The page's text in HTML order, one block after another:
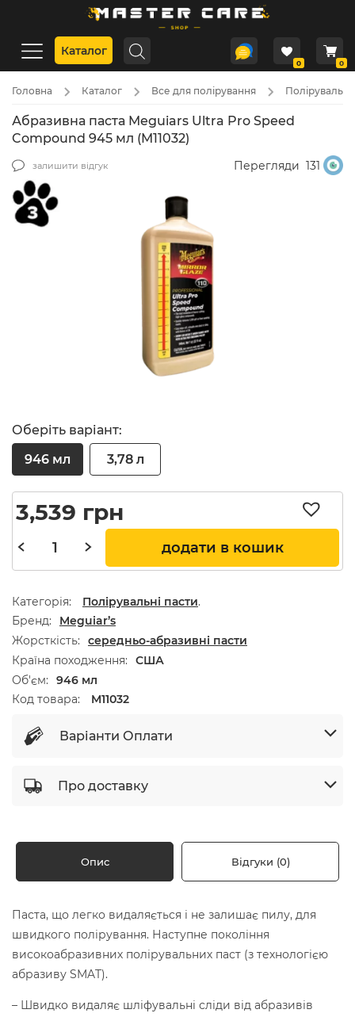
Каталог
0 0
Головна Каталог Все для полірування Полірувальні
Абразивна паста Meguiars Ultra Pro Speed
Compound 945 мл (M11032)
залишити відгук Перегляди 131
Оберіть варіант:
946 мл
3,78 л
3,539 грн
додати в кошик
Категорія: Полірувальні пасти.
Бренд
Meguiar’s
Жорсткість
середньо-абразивні пасти
Країна походження
США
Об'єм
946 мл
Код товара:
M11032
Варіанти Оплати
Про доставку
Опис Відгуки (0)
Паста, що легко видаляється і не залишає пилу, для
швидкого полірування. Наступне покоління
високоабразивних полірувальних паст (з технологією
абразиву SMAT).
– Швидко видаляє шліфувальні сліди від абразивів